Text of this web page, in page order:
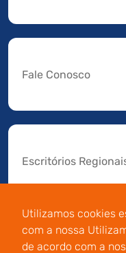
Utilizamos cookies
com a nossa
de acordo com a
Fale Conosco
Escritórios
Av. Manoel da